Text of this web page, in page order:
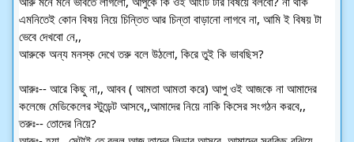
এমনিতেই কোন বিষয় নিয়ে চিন্তিত আর চিন্তা বাড়ানো লাগবে না, আমি ই বিষয় টা
ভেবে দেখবো নে,,
আরুকে অন্য মনস্ক দেখে তরু বলে উঠলো, কিরে তুই কি ভাবছিস?
আরুঃ-- আরে কিছু না,, আবব ( আমতা আমতা করে) আপু ওই আজকে না আমাদের
কলেজে মেডিকেলের স্টুডেন্ট আসবে,,আমাদের নিয়ে নাকি কিসের সংগঠন করবে,,
তরুঃ-- তোদের নিয়ে?